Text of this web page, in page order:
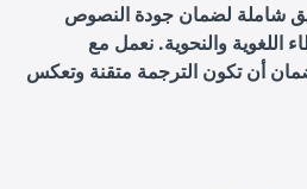
شاملة لضمان جودة النصوص
اللغوية والنحوية. نعمل مع
أن تكون الترجمة متقنة وتعكس